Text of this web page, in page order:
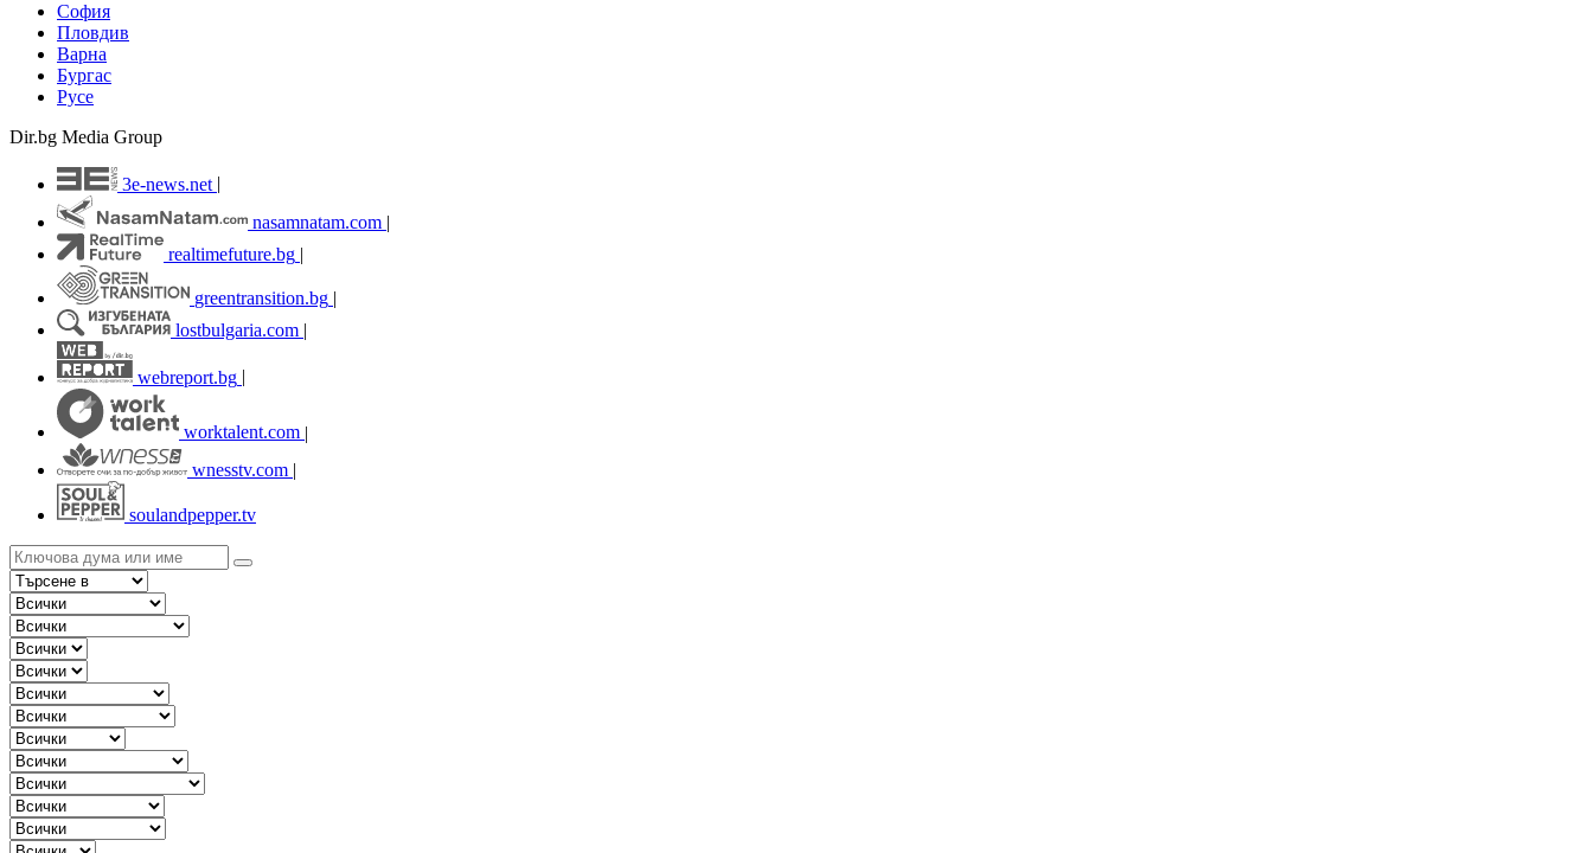
София
Пловдив
Варна
Бургас
Русе
Dir.bg Media Group
3e-news.net
nasamnatam.com |
realtimefuture.bg |
greentransition.bg |
lostbulgaria.com |
webreport.bg
worktalent.com |
wnesstv.com |
soulandpepper.tv